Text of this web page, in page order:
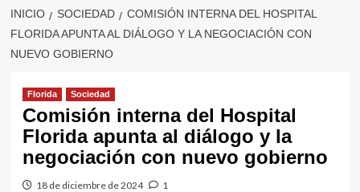
INICIO SOCIEDAD
COMISIÓN INTERNA DEL HOSPITAL
FLORIDA APUNTA AL DIÁLOGO Y LA NEGOCIACIÓN CON
NUEVO GOBIERNO
Florida Sociedad
Comisión interna del Hospital
Florida apunta al diálogo y la
negociación con nuevo gobierno
18 de diciembre de 2024 1